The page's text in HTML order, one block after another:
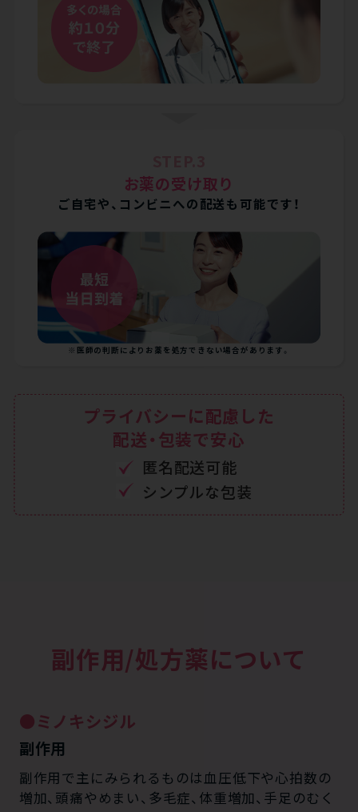
お薬の受け取り
ご自宅や、コンビニへの配送も可能です！
※医師の判断によりお薬を処方できない場合があります。
プライバシーに配慮した
配送・包装で安心
匿名配送可能
シンプルな包装
副作用/処方薬について
●ミノキシジル
副作用
副作用で主にみられるものは血圧低下や心拍数の
増加、頭痛やめまい、多毛症、体重増加、手足のむく